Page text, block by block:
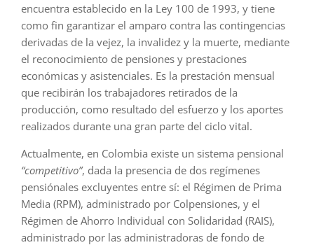
encuentra establecido en la Ley 100 de 1993, y tiene
como fin garantizar el amparo contra las contingencias
derivadas de la vejez, la invalidez y la muerte, mediante
el reconocimiento de pensiones y prestaciones
económicas y asistenciales. Es la prestación mensual
que recibirán los trabajadores retirados de la
producción, como resultado del esfuerzo y los aportes
realizados durante una gran parte del ciclo vital.
Actualmente, en Colombia existe un sistema pensional
“competitivo”, dada la presencia de dos regímenes
pensiónales excluyentes entre sí: el Régimen de Prima
Media (RPM), administrado por Colpensiones, y el
Régimen de Ahorro Individual con Solidaridad (RAIS),
administrado por las administradoras de fondo de